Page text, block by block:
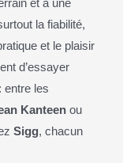
et à une
la fiabilité,
et le plaisir
d’essayer
entre les
Kanteenou
Sigg, chacun